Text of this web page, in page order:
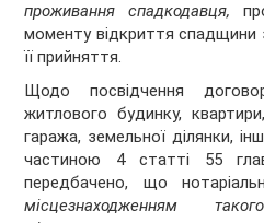
проживання спадкодавця,
моменту відкриття спадщини
її прийняття.
Щодо посвідчення
житлового будинку,
гаража, земельної ділянки,
частиною 4 статті 55
передбачено, що
місцезнаходженням